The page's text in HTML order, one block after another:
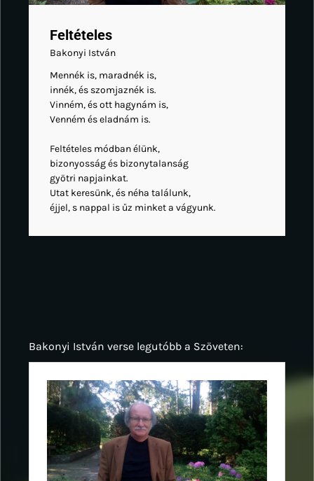
Feltételes
Bakonyi István
Mennék is, maradnék is,
innék, és szomjaznék is.
Vinném, és ott hagynám is,
Venném és eladnám is.
Feltételes módban élünk,
bizonyosság és bizonytalanság
gyötri napjainkat.
Utat keresünk, és néha találunk,
éjjel, s nappal is űz minket a vágyunk.
Bakonyi István verse legutóbb a Szöveten: